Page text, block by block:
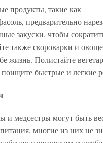
продукты, такие как
предварительно
закуски, чтобы
также скороварки и
жизнь. Полистайте
быстрые и легкие
и медсестры могут быть
многие из них не